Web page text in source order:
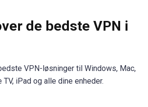
de bedste VPN i
VPN-løsninger til Windows, Mac,
TV, iPad og alle dine enheder.